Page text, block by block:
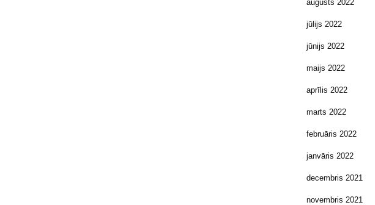
augusts 2022
jūlijs 2022
jūnijs 2022
maijs 2022
aprīlis 2022
marts 2022
februāris 2022
janvāris 2022
decembris 2021
novembris 2021